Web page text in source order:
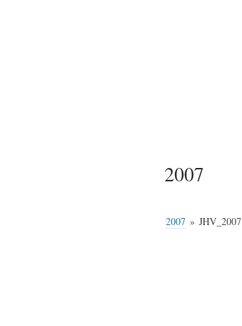
2007
2007 » JHV_2007